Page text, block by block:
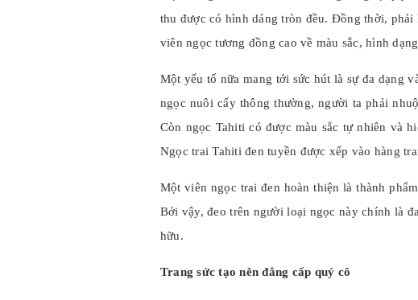
thu được có hình dáng tròn đều. Đồng thời,
viên ngọc tương đồng cao về màu sắc, hình
Một yếu tố nữa mang tới sức hút là sự đa dạng
ngọc nuôi cấy thông thường, người ta phải
Còn ngọc Tahiti có được màu sắc tự nhiên và
Ngọc trai Tahiti đen tuyền được xếp vào hàng
Một viên ngọc trai đen hoàn thiện là thành
Bởi vậy, đeo trên người loại ngọc này chính là
hữu.
Trang sức tạo nên đẳng cấp quý cô